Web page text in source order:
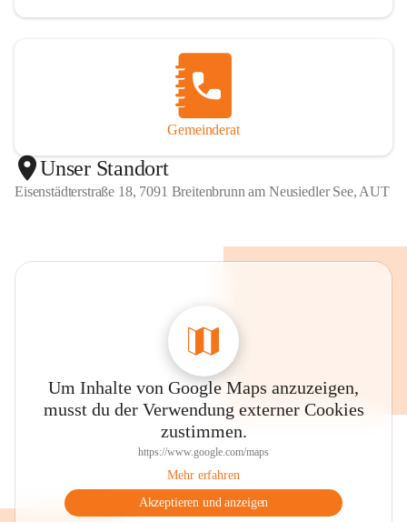
Gemeinderat
Unser Standort
Eisenstädterstraße 18, 7091 Breitenbrunn am Neusiedler See, AUT
Um Inhalte von Google Maps anzuzeigen,
musst du der Verwendung externer Cookies
zustimmen.
https://www.google.com/maps
Mehr erfahren
Akzeptieren und anzeigen